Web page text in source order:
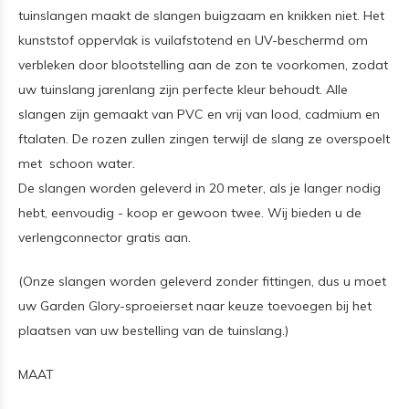
tuinslangen maakt de slangen buigzaam en knikken niet. Het
kunststof oppervlak is vuilafstotend en UV-beschermd om
verbleken door blootstelling aan de zon te voorkomen, zodat
uw tuinslang jarenlang zijn perfecte kleur behoudt. Alle
slangen zijn gemaakt van PVC en vrij van lood, cadmium en
ftalaten. De rozen zullen zingen terwijl de slang ze overspoelt
met schoon water.
De slangen worden geleverd in 20 meter, als je langer nodig
hebt, eenvoudig - koop er gewoon twee. Wij bieden u de
verlengconnector gratis aan.
(Onze slangen worden geleverd zonder fittingen, dus u moet
uw Garden Glory-sproeierset naar keuze toevoegen bij het
plaatsen van uw bestelling van de tuinslang.)
MAAT